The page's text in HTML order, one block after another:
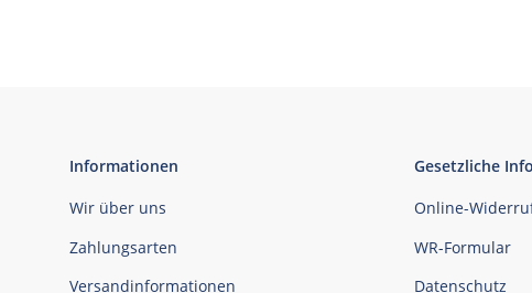
Informationen
Wir über uns
Zahlungsarten
Versandinformationen
Gesetzliche
Online-
WR-Formular
Datenschutz